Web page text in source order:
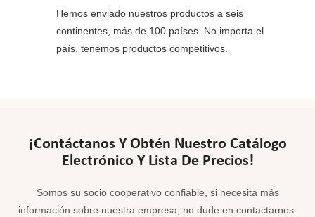
Hemos enviado nuestros productos a seis
continentes, más de 100 países. No importa el
país, tenemos productos competitivos.
¡Contáctanos Y Obtén Nuestro Catálogo
Electrónico Y Lista De Precios!
Somos su socio cooperativo confiable, si necesita más
información sobre nuestra empresa, no dude en contactarnos.